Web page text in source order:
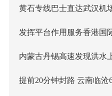
黄石专线巴士直达武汉机
发挥平台作用服务香港国
提前20分钟封路 云南临沧